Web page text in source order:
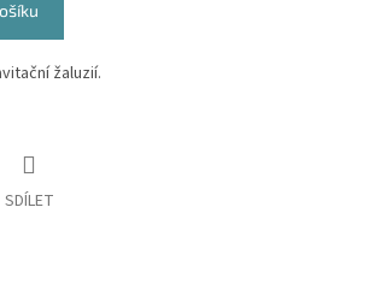
žaluzií.
SDÍLET